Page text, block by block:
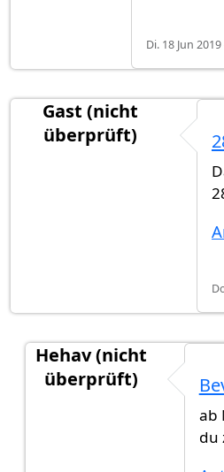
Di. 18 Jun
Gast (nicht
überprüft)
Hehav (nicht
überprüft)
281***/2019
ab
du